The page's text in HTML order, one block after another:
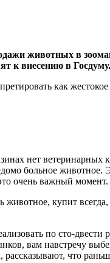
животных в
к внесению в Госдуму.
как
нет ветеринарных
больное животное.
очень важный момент.
купит
по сто-двести
вам навстречу
что